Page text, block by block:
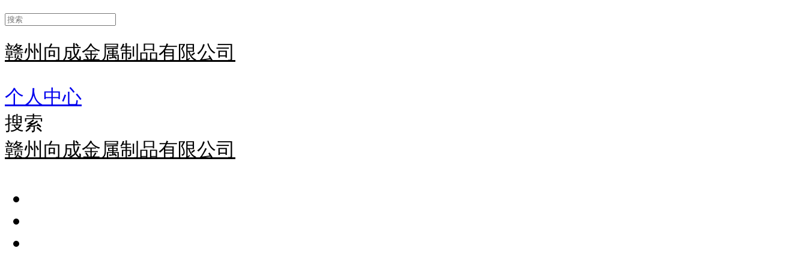
赣州向成金属制品有限公司
个人中心
搜索
赣州向成金属制品有限公司